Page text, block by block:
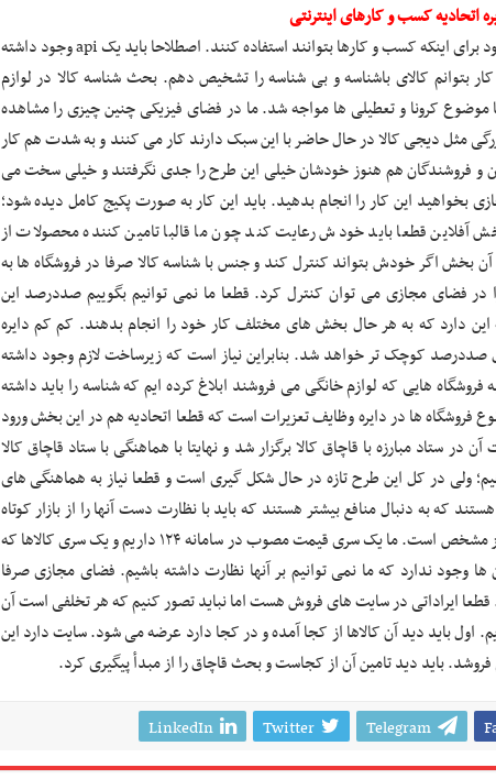
کسب و کارهای اینترنتی
باید یک سری زیرساخت آماده شود برای اینکه کسب و کارها بتوانند استفاده کنند. اصطلاحا باید یک api وجود داشته
بتوانم کالای باشناسه و بی شناسه را تشخیص دهم. بحث شناسه کالا در لوازم
موضوع کرونا و تعطیلی ها مواجه شد. ما در فضای فیزیکی چنین چیزی را مشاهده
مثل دیجی کالا در حال حاضر با این سبک دارند کار می کنند و به شدت هم کار
فروشندگان هم هنوز خودشان خیلی این طرح را جدی نگرفتند و خیلی سخت می
بخواهید این کار را انجام بدهید. باید این کار به صورت پکیج کامل دیده شود؛
آفلاین قطعا باید خودش رعایت کند چون ما قالبا تامین کننده محصولات از
آن بخش اگر خودش بتواند کنترل کند و جنس با شناسه کالا صرفا در فروشگاه ها به
در فضای مجازی می توان کنترل کرد. قطعا ما نمی توانیم بگوییم صددرصد این
دارد که به هر حال بخش های مختلف کار خود را انجام بدهند. کم کم دایره
صددرصد کوچک تر خواهد شد. بنابراین نیاز است که زیرساخت لازم وجود داشته
فروشگاه هایی که لوازم خانگی می فروشند ابلاغ کرده ایم که شناسه را باید داشته
فروشگاه ها در دایره وظایف تعزیرات است که قطعا اتحادیه هم در این بخش ورود
ستاد مبارزه با قاچاق کالا برگزار شد و نهایتا با هماهنگی با ستاد قاچاق کالا
ولی در کل این طرح تازه در حال شکل گیری است و قطعا نیاز به هماهنگی های
که به دنبال منافع بیشتر هستند که باید با نظارت دست آنها را از بازار کوتاه
کرد. در بحث قیمت ها همه چیز مشخص است. ما یک سری قیمت مصوب در سامانه ۱۲۴ داریم و یک سری کالاها که
وجود ندارد که ما نمی توانیم بر آنها نظارت داشته باشیم. فضای مجازی صرفا
ایراداتی در سایت های فروش هست اما نباید تصور کنیم که هر تخلفی است آن
اول باید دید آن کالاها از کجا آمده و در کجا دارد عرضه می شود. سایت دارد این
باید دید تامین آن از کجاست و بحث قاچاق را از مبدأ پیگیری کرد.
Telegram
Twitter
LinkedIn